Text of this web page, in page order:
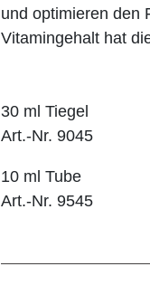
und optimieren den
Vitamingehalt hat
30 ml Tiegel
Art.-Nr. 9045
10 ml Tube
Art.-Nr. 9545